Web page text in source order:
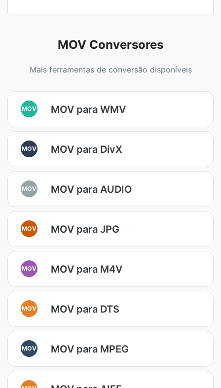
MOV Conversores
Mais ferramentas de conversão disponíveis
MOV MOV para WMV
MOV MOV para DivX
MOV MOV para AUDIO
MOV MOV para JPG
MOV MOV para M4V
MOV MOV para DTS
MOV MOV para MPEG